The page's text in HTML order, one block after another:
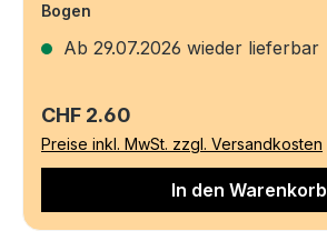
Bogen
Ab 29.07.2026 wieder lieferbar
Regulärer Preis:
CHF 2.60
Preise inkl. MwSt. zzgl. Versandkosten
In den Warenkorb